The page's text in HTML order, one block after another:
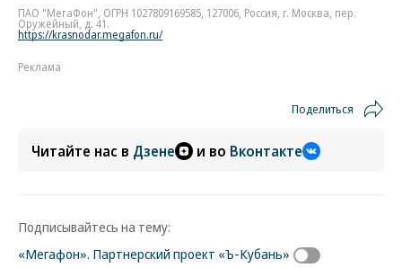
ПАО "МегаФон", ОГРН 1027809169585, 127006, Россия, г. Москва, пер.
Оружейный, д. 41.
https://krasnodar.megafon.ru/
Реклама
Поделиться
Читайте нас в Дзене и во Вконтакте
Подписывайтесь на тему:
«Мегафон». Партнерский проект «Ъ-Кубань»